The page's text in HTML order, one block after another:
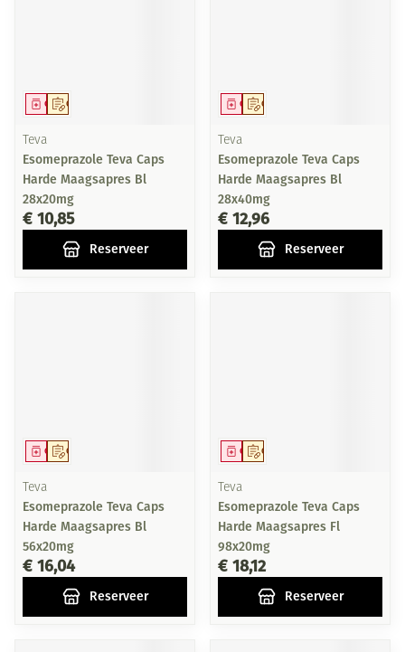
Op voorschrift
Geneesmiddel
Teva
Esomeprazole Teva Caps
Harde Maagsapres Bl
28x20mg
€ 10,85
Reserveer
Op voorschrift
Geneesmiddel
Teva
Esomeprazole Teva Caps
Harde Maagsapres Bl
28x40mg
€ 12,96
Reserveer
Op voorschrift
Geneesmiddel
Teva
Esomeprazole Teva Caps
Harde Maagsapres Bl
56x20mg
€ 16,04
Reserveer
Op voorschrift
Geneesmiddel
Teva
Esomeprazole Teva Caps
Harde Maagsapres Fl
98x20mg
€ 18,12
Reserveer